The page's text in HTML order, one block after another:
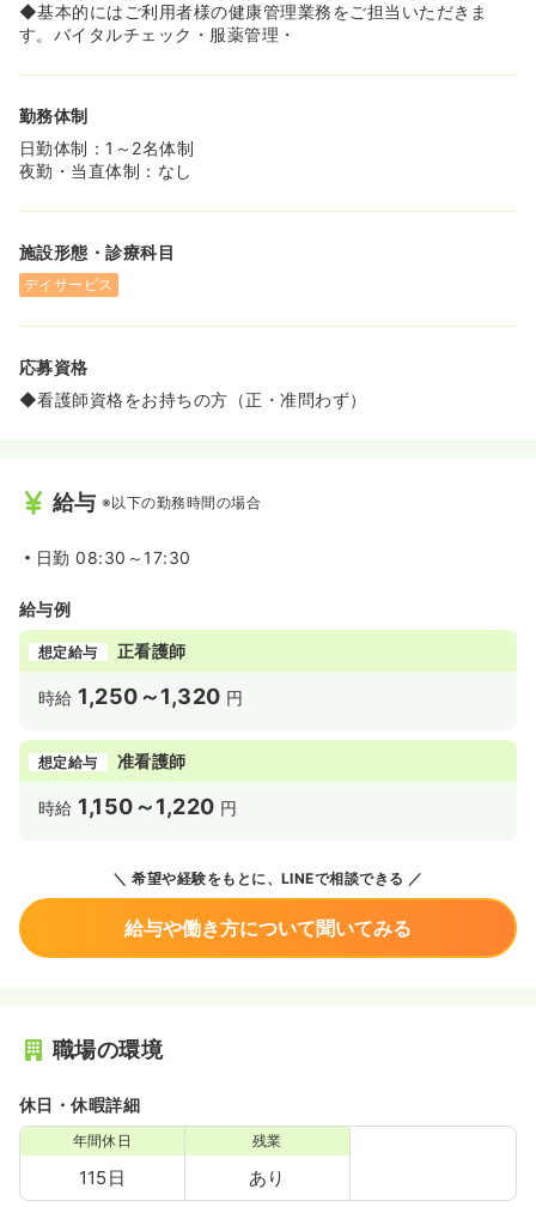
◆基本的にはご利用者様の健康管理業務をご担当いただきま
す。バイタルチェック・服薬管理・
勤務体制
日勤体制：1～2名体制
夜勤・当直体制：なし
施設形態・診療科目
デイサービス
応募資格
◆看護師資格をお持ちの方（正・准問わず）
給与 ※以下の勤務時間の場合
日勤 08:30～17:30
給与例
想定給与 正看護師
時給 1,250～1,320 円
想定給与 准看護師
時給 1,150～1,220 円
希望や経験をもとに、LINEで相談できる
給与や働き方について聞いてみる
職場の環境
休日・休暇詳細
年間休日
115日
残業
あり